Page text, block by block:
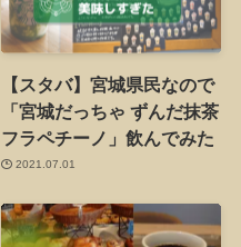
【スタバ】宮城県民なので
「宮城だっちゃ ずんだ抹茶
フラペチーノ」飲んでみた
2021.07.01